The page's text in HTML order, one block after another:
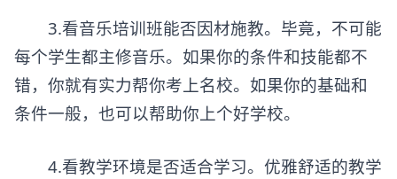
3.看音乐培训班能否因材施教。毕竟，不可能
每个学生都主修音乐。如果你的条件和技能都不
错，你就有实力帮你考上名校。如果你的基础和
条件一般，也可以帮助你上个好学校。
4.看教学环境是否适合学习。优雅舒适的教学